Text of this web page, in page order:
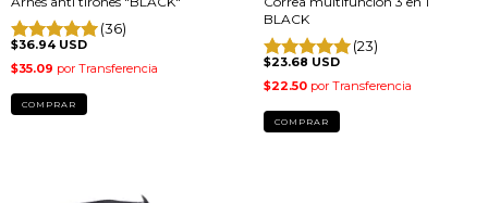
(36)
$36.94 USD
COMPRAR
BLACK
(23)
$23.68 USD
COMPRAR